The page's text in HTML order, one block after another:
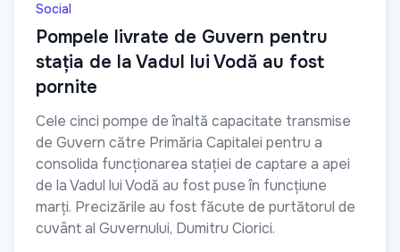
Social
Pompele livrate de Guvern pentru
stația de la Vadul lui Vodă au fost
pornite
Cele cinci pompe de înaltă capacitate transmise
de Guvern către Primăria Capitalei pentru a
consolida funcționarea stației de captare a apei
de la Vadul lui Vodă au fost puse în funcțiune
marți. Precizările au fost făcute de purtătorul de
cuvânt al Guvernului, Dumitru Ciorici.